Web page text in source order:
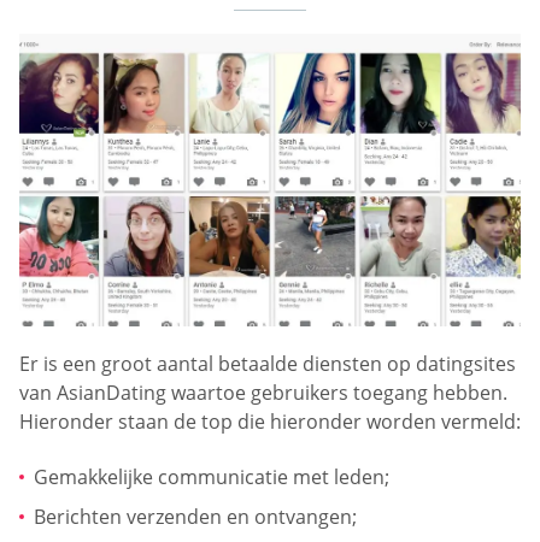
Er is een groot aantal betaalde diensten op datingsites
van AsianDating waartoe gebruikers toegang hebben.
Hieronder staan de top die hieronder worden vermeld:
Gemakkelijke communicatie met leden;
Berichten verzenden en ontvangen;